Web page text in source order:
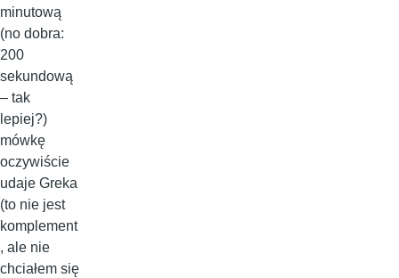
minutową
(no dobra:
200
sekundową
– tak
lepiej?)
mówkę
oczywiście
udaje Greka
(to nie jest
komplement
, ale nie
chciałem się